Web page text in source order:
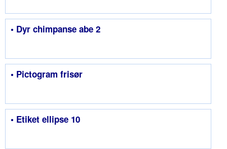
• Dyr chimpanse abe 2
• Pictogram frisør
• Etiket ellipse 10